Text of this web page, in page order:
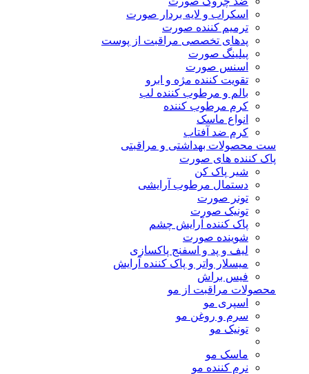
اسکراب و لایه بردار صورت
ترمیم کننده صورت
پدهای تخصصی مراقبت از پوست
پیلینگ صورت
اسنس صورت
تقویت کننده مژه و ابرو
بالم و مرطوب کننده لب
کرم مرطوب کننده
انواع ماسک
کرم ضد آفتاب
ست محصولات بهداشتی و مراقبتی
پاک کننده های صورت
شیر پاک کن
دستمال مرطوب آرایشی
تونر صورت
تونیک صورت
پاک کننده آرایش چشم
شوینده صورت
لیف و پد و اسفنج پاکسازی
میسلار واتر و پاک کننده آرایش
فیس براش
محصولات مراقبت از مو
اسپری مو
سرم و روغن مو
تونیک مو
ماسک مو
نرم کننده مو